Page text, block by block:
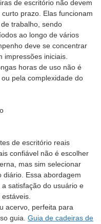
de escritório não devem
prazo. Elas funcionam
trabalho, sendo
ao longo de vários
deve se concentrar
impressões iniciais.
horas de uso não é
pela complexidade do
de escritório reais
confiável não é escolher
mas sim selecionar
diário. Essa abordagem
satisfação do usuário e
acervo, perfeita para
guia. Guia de cadeiras de